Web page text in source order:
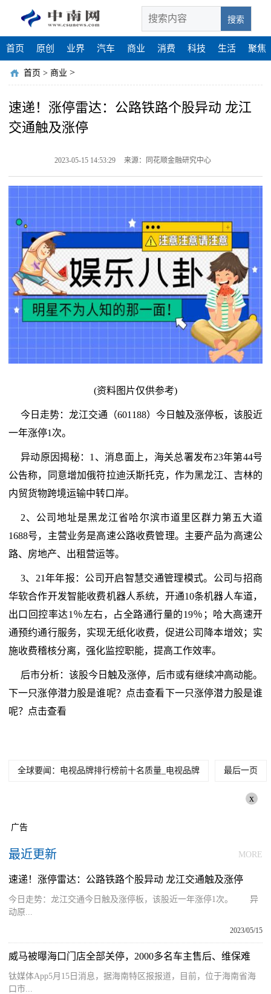
搜索
首页 原创 业界 汽车 商业 消费 科技 生活 聚焦
首页 > 商业 >
速递！涨停雷达：公路铁路个股异动 龙江
交通触及涨停
2023-05-15 14:53:29 来源：同花顺金融研究中心
(资料图片仅供参考)
今日走势：龙江交通（601188）今日触及涨停板，该股近
一年涨停1次。
异动原因揭秘：1、消息面上，海关总署发布23年第44号
公告称，同意增加俄符拉迪沃斯托克，作为黑龙江、吉林的
内贸货物跨境运输中转口岸。
2、公司地址是黑龙江省哈尔滨市道里区群力第五大道
1688号，主营业务是高速公路收费管理。主要产品为高速公
路、房地产、出租营运等。
3、21年年报：公司开启智慧交通管理模式。公司与招商
华软合作开发智能收费机器人系统，开通10条机器人车道，
出口回控率达1％左右，占全路通行量的19％；哈大高速开
通预约通行服务，实现无纸化收费，促进公司降本增效；实
施收费稽核分离，强化监控职能，提高工作效率。
后市分析：该股今日触及涨停，后市或有继续冲高动能。
下一只涨停潜力股是谁呢？点击查看下一只涨停潜力股是谁
呢？点击查看
全球要闻：电视品牌排行榜前十名质量_电视品牌 最后一页
x
广告
最近更新 MORE
速递！涨停雷达：公路铁路个股异动 龙江交通触及涨停
今日走势：龙江交通今日触及涨停板，该股近一年涨停1次。 异
动原...
2023/05/15
威马被曝海口门店全部关停，2000多名车主售后、维保难
钛媒体App5月15日消息，据海南特区报报道，目前，位于海南省海
口市...